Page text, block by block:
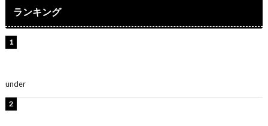
ランキング
under